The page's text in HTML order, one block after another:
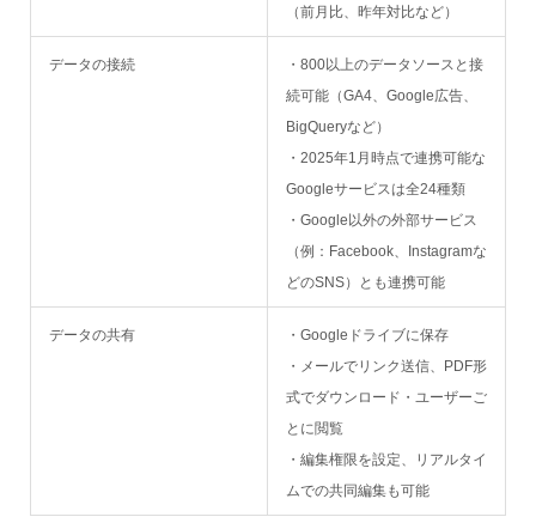
（前月比、昨年対比など）
データの接続
・800以上のデータソースと接
続可能（GA4、Google広告、
BigQueryなど）
・2025年1月時点で連携可能な
Googleサービスは全24種類
・Google以外の外部サービス
（例：Facebook、Instagramな
どのSNS）とも連携可能
データの共有
・Googleドライブに保存
・メールでリンク送信、PDF形
式でダウンロード・ユーザーご
とに閲覧
・編集権限を設定、リアルタイ
ムでの共同編集も可能